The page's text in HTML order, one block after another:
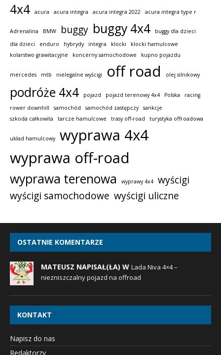
4x4 acura acura integra acura integra 2022 acura integra type r
Adrenalina BMW buggy buggy 4x4
buggy dla dzieci
dla dzieci
enduro hybrydy integra klocki
klocki hamulcowe
kolarstwo grawitacyjne
koncerny samochodowe kupno pojazdu
mercedes mtb nielegalne wyścigi off road olej silnikowy
podróże 4x4 pojazd pojazd terenowy 4x4 Polska
racing
rower downhill
samochód samochód zastępczy
sankcje
szkoda całkowita
tarcze hamulcowe trasy off-road turystyka offroadowa
układ hamulcowy
wyprawa 4x4
wyprawa off-road
wyprawa terenowa wyprawy 4x4
wyścigi
wyścigi samochodowe wyścigi uliczne
OSTATNIE KOMENTARZE
MATEUSZ NAPISAŁ(ŁA) W Lada Niva 4×4 –
niezniszczalny pojazd na offroad
KONTAKT
Napisz do nas
Redaktorzy